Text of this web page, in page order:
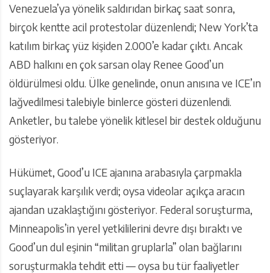
Venezuela’ya yönelik saldırıdan birkaç saat sonra,
birçok kentte acil protestolar düzenlendi; New York’ta
katılım birkaç yüz kişiden 2.000’e kadar çıktı. Ancak
ABD halkını en çok sarsan olay Renee Good’un
öldürülmesi oldu. Ülke genelinde, onun anısına ve ICE’ın
lağvedilmesi talebiyle binlerce gösteri düzenlendi.
Anketler, bu talebe yönelik kitlesel bir destek olduğunu
gösteriyor.
Hükümet, Good’u ICE ajanına arabasıyla çarpmakla
suçlayarak karşılık verdi; oysa videolar açıkça aracın
ajandan uzaklaştığını gösteriyor. Federal soruşturma,
Minneapolis’in yerel yetkililerini devre dışı bıraktı ve
Good’un dul eşinin “militan gruplarla” olan bağlarını
soruşturmakla tehdit etti — oysa bu tür faaliyetler